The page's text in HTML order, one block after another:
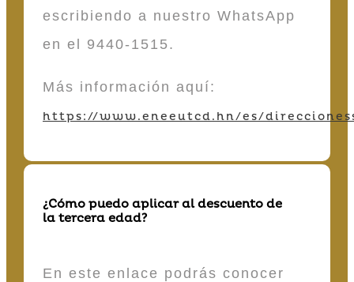
escribiendo a nuestro WhatsApp
en el 9440-1515.
Más información aquí:
https://www.eneeutcd.hn/es/
¿Cómo puedo aplicar al descuento de
la tercera edad?
En este enlace podrás conocer